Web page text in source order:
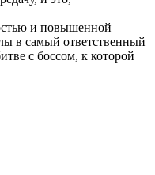
и повышенной
в самый ответственный
с боссом, к которой